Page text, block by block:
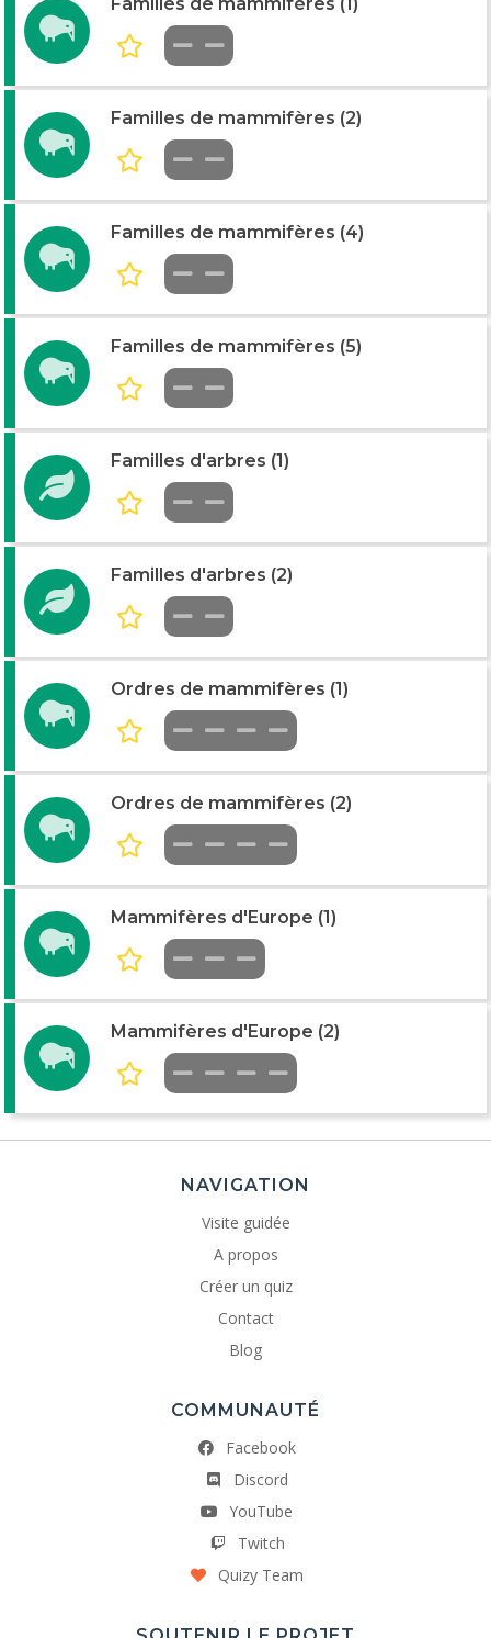
Familles de mammifères (2)
Familles de mammifères (4)
Familles de mammifères (5)
Familles d'arbres (1)
Familles d'arbres (2)
Ordres de mammifères (1)
Ordres de mammifères (2)
Mammifères d'Europe (1)
Mammifères d'Europe (2)
NAVIGATION
Visite guidée
A propos
Créer un quiz
Contact
Blog
COMMUNAUTÉ
Facebook
Discord
YouTube
Twitch
Quizy Team